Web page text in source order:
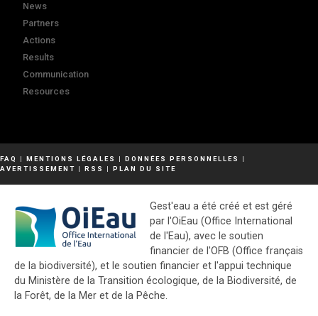
News
Partners
Actions
Results
Communication
Resources
FAQ | MENTIONS LÉGALES | DONNÉES PERSONNELLES
|
AVERTISSEMENT | RSS | PLAN DU SITE
Gest'eau a été créé et est géré
par l'OiEau (Office International
de l'Eau), avec le soutien
financier de l'OFB (Office français
de la biodiversité), et le soutien financier et l'appui technique
du Ministère de la Transition écologique, de la Biodiversité, de
la Forêt, de la Mer et de la Pêche.